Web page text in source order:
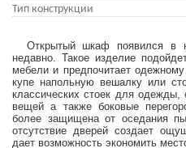
Тип конструкции
Открытый шкаф появился в
недавно. Такое изделие
мебели и предпочитает
купе напольную вешалку или
классических стоек для
вещей а также боковые
более защищена от оседания
отсутствие дверей создает
дает возможность экономить